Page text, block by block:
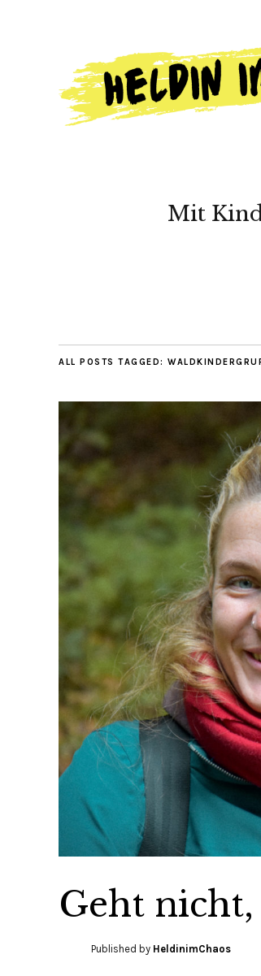
Mit
ALL POSTS TAGGED:
Geht nicht,
Published by HeldinimChaos